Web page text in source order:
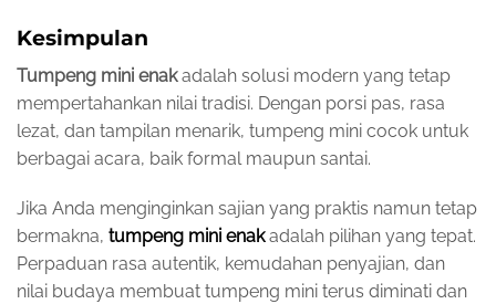
Kesimpulan
Tumpeng mini enakadalah solusi modern yang tetap
mempertahankan nilai tradisi. Dengan porsi pas, rasa
lezat, dan tampilan menarik, tumpeng mini cocok untuk
berbagai acara, baik formal maupun santai.
Jika Anda menginginkan sajian yang praktis namun tetap
bermakna, tumpeng mini enakadalah pilihan yang tepat.
Perpaduan rasa autentik, kemudahan penyajian, dan
nilai budaya membuat tumpeng mini terus diminati dan